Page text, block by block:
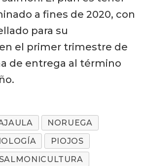
a fines de 2020, con
para su
el primer trimestre de
de entrega al término
NORUEGA
PIOJOS
SALMONICULTURA